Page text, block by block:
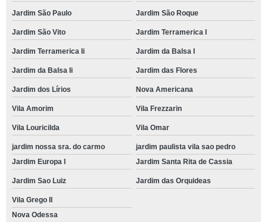
Jardim São Paulo Jardim São Roque
Jardim São Vito Jardim Terramerica I
Jardim Terramerica Ii Jardim da Balsa I
Jardim da Balsa Ii Jardim das Flores
Jardim dos Lírios Nova Americana
Vila Amorim Vila Frezzarin
Vila Louricilda Vila Omar
jardim nossa sra. do carmo
jardim paulista vila sao pedro
Jardim Europa I
Jardim Santa Rita de Cassia
Jardim Sao Luiz Jardim das Orquideas
Vila Grego II
Nova Odessa